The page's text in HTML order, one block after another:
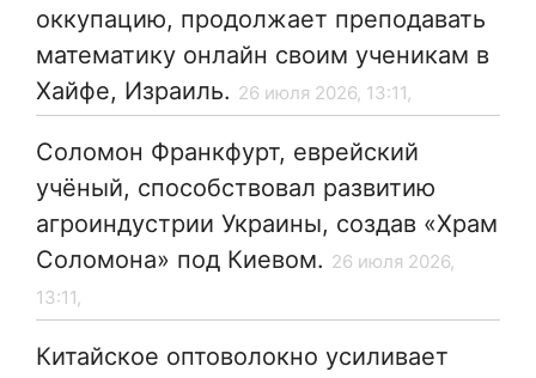
оккупацию, продолжает преподавать
математику онлайн своим ученикам в
Хайфе, Израиль. 26 июля 2026, 13:11,
Соломон Франкфурт, еврейский
учёный, способствовал развитию
агроиндустрии Украины, создав «Храм
Соломона» под Киевом. 26 июля 2026,
13:11,
Китайское оптоволокно усиливает